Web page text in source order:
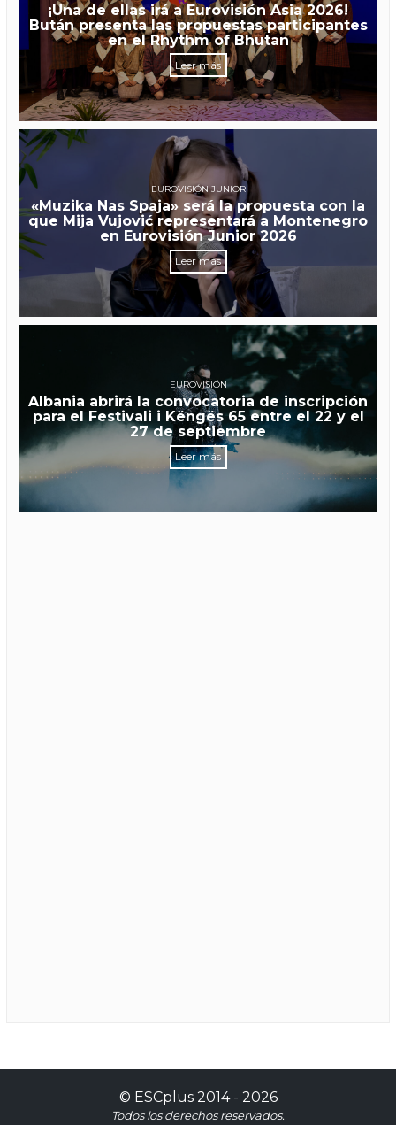
¡Una de ellas irá a Eurovisión Asia 2026!
Bután presenta las propuestas participantes
en el Rhythm of Bhutan
Leer más
EUROVISIÓN JUNIOR
«Muzika Nas Spaja» será la propuesta con la
que Mija Vujović representará a Montenegro
en Eurovisión Junior 2026
Leer más
EUROVISIÓN
Albania abrirá la convocatoria de inscripción
para el Festivali i Këngës 65 entre el 22 y el
27 de septiembre
Leer más
© ESCplus2014 - 2026
Todos los derechos reservados.